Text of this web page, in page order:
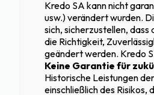
MU
Kredo SA kann nicht
usw.) verändert wurden.
sich, sicherzustellen,
die Richtigkeit,
geändert werden. Kredo
Keine Garantie für
Historische Leistungen
einschließlich des